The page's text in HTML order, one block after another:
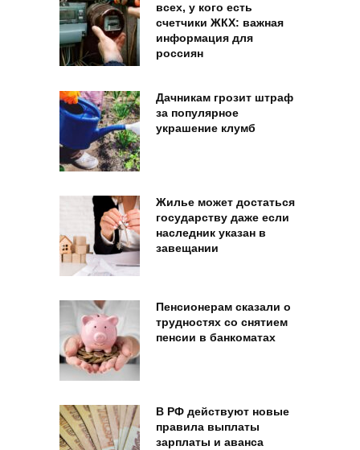
всех, у кого есть
счетчики ЖКХ: важная
информация для
россиян
Дачникам грозит штраф
за популярное
украшение клумб
Жилье может достаться
государству даже если
наследник указан в
завещании
Пенсионерам сказали о
трудностях со снятием
пенсии в банкоматах
В РФ действуют новые
правила выплаты
зарплаты и аванса